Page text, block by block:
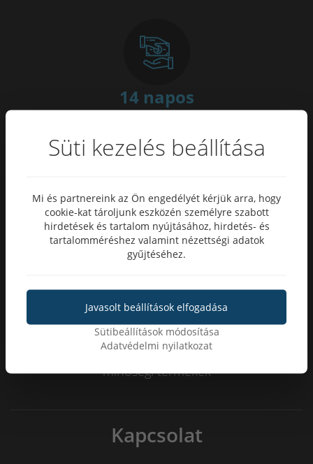
14 napos
100%
megbízható bolt
100%
minőségi termékek
Kapcsolat
Süti kezelés beállítása
Mi és partnereink az Ön engedélyét kérjük arra, hogy
cookie-kat tároljunk eszközén személyre szabott
hirdetések és tartalom nyújtásához, hirdetés- és
tartalomméréshez valamint nézettségi adatok
gyűjtéséhez.
Javasolt beállítások elfogadása
Sütibeállítások módosítása
Adatvédelmi nyilatkozat